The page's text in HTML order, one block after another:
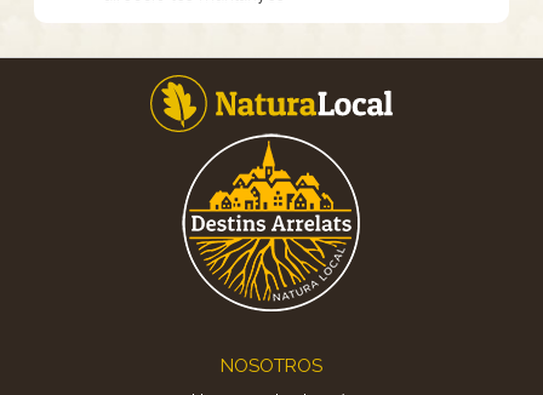
NOSOTROS